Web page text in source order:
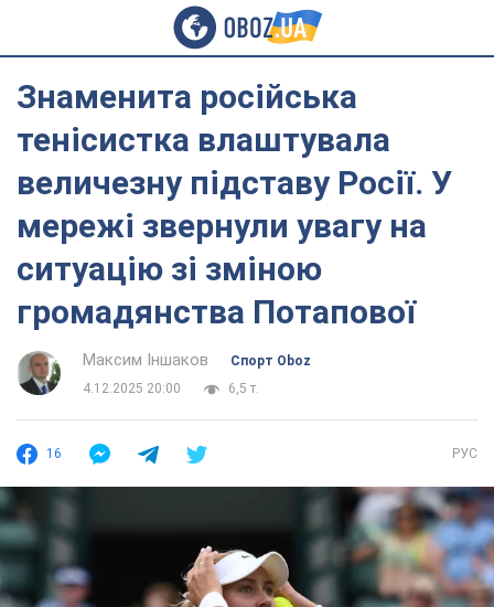
Знаменита російська
тенісистка влаштувала
величезну підставу Росії. У
мережі звернули увагу на
ситуацію зі зміною
громадянства Потапової
Максим Іншаков
Спорт Oboz
4.12.2025 20:00
6,5 т.
16 РУС